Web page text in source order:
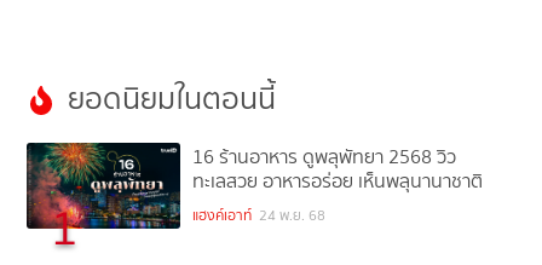
ยอดนิยมในตอนนี้
1
16 ร้านอาหาร ดูพลุพัทยา 2568 วิว
ทะเลสวย อาหารอร่อย เห็นพลุนานาชาติ
แฮงค์เอาท์ 24 พ.ย. 68